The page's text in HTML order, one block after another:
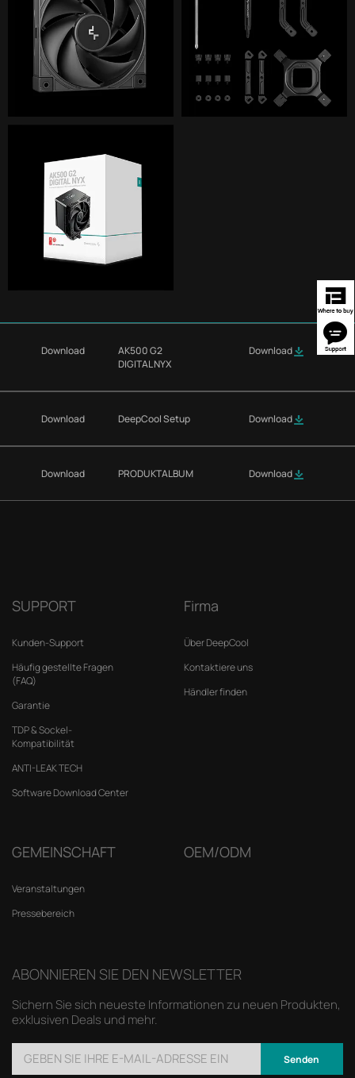
Download
AK500 G2
DIGITAL NYX
Download
Download DeepCool Setup Download
Download PRODUKTALBUM Download
SUPPORT
Kunden-Support
Häufig gestellte Fragen
(FAQ)
Garantie
TDP & Sockel-
Kompatibilität
ANTI-LEAK TECH
Software Download Center
Firma
Über DeepCool
Kontaktiere uns
Händler finden
GEMEINSCHAFT
Veranstaltungen
Pressebereich
OEM/ODM
ABONNIEREN SIE DEN NEWSLETTER
Sichern Sie sich neueste Informationen zu neuen Produkten,
exklusiven Deals und mehr.
Senden